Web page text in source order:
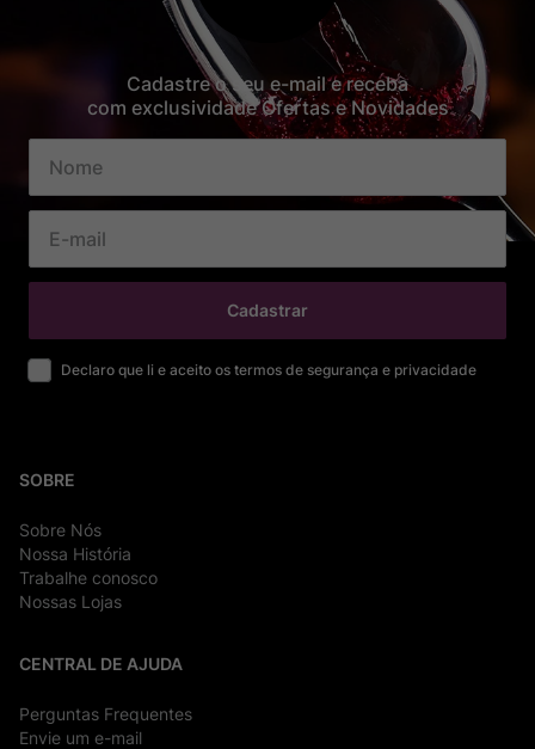
Cadastre o seu e-mail e receba
com exclusividade Ofertas e Novidades
Cadastrar
Declaro que li e aceito os termos de segurança e privacidade
SOBRE
Sobre Nós
Nossa História
Trabalhe conosco
Nossas Lojas
CENTRAL DE AJUDA
Perguntas Frequentes
Envie um e-mail